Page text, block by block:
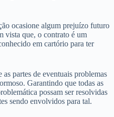
ocasione algum prejuízo futuro
vista que, o contrato é um
em cartório para ter
partes de eventuais problemas
Garantindo que todas as
possam ser resolvidas
sendo envolvidos para tal.